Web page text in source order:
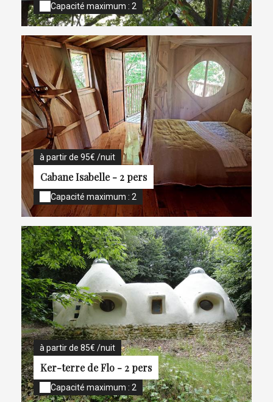
Capacité maximum : 2
à partir de 95€ /nuit
Cabane Isabelle - 2 pers
Capacité maximum : 2
à partir de 85€ /nuit
Ker-terre de Flo - 2 pers
Capacité maximum : 2